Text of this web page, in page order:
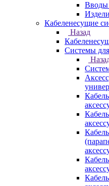
Вводы
Кабеленесущие
Назад
Системы